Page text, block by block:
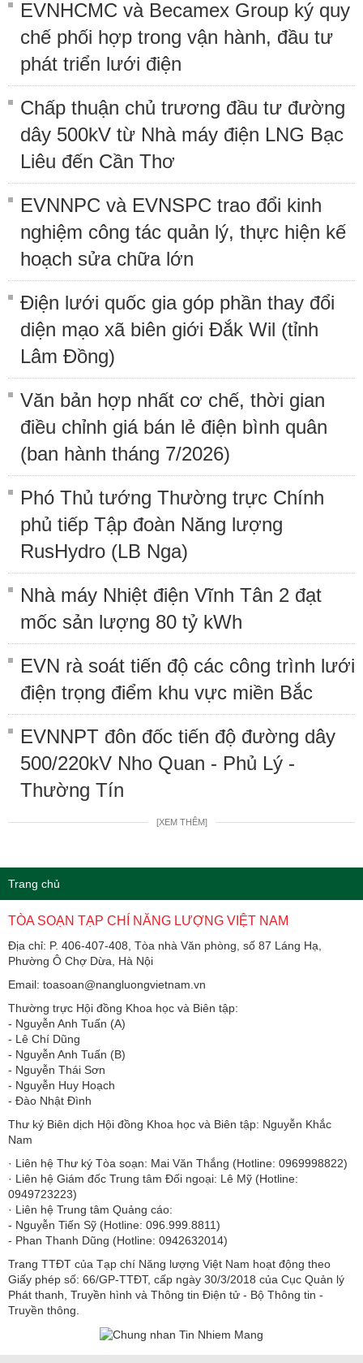
EVNHCMC và Becamex Group ký quy
chế phối hợp trong vận hành, đầu tư
phát triển lưới điện
Chấp thuận chủ trương đầu tư đường
dây 500kV từ Nhà máy điện LNG Bạc
Liêu đến Cần Thơ
EVNNPC và EVNSPC trao đổi kinh
nghiệm công tác quản lý, thực hiện kế
hoạch sửa chữa lớn
Điện lưới quốc gia góp phần thay đổi
diện mạo xã biên giới Đắk Wil (tỉnh
Lâm Đồng)
Văn bản hợp nhất cơ chế, thời gian
điều chỉnh giá bán lẻ điện bình quân
(ban hành tháng 7/2026)
Phó Thủ tướng Thường trực Chính
phủ tiếp Tập đoàn Năng lượng
RusHydro (LB Nga)
Nhà máy Nhiệt điện Vĩnh Tân 2 đạt
mốc sản lượng 80 tỷ kWh
EVN rà soát tiến độ các công trình lưới
điện trọng điểm khu vực miền Bắc
EVNNPT đôn đốc tiến độ đường dây
500/220kV Nho Quan - Phủ Lý -
Thường Tín
[XEM THÊM]
Trang chủ
TÒA SOẠN TẠP CHÍ NĂNG LƯỢNG VIỆT NAM
Địa chỉ: P. 406-407-408, Tòa nhà Văn phòng, số 87 Láng Hạ,
Phường Ô Chợ Dừa, Hà Nội
Email: toasoan@nangluongvietnam.vn
Thường trực Hội đồng Khoa học và Biên tập:
​​​​​​- Nguyễn Anh Tuấn (A)
- Lê Chí Dũng
- Nguyễn Anh Tuấn (B)
- Nguyễn Thái Sơn
- Nguyễn Huy Hoạch
- Đào Nhật Đình
Thư ký Biên dịch Hội đồng Khoa học và Biên tập: Nguyễn Khắc
Nam
· Liên hệ Thư ký Tòa soạn: Mai Văn Thắng (Hotline: 0969998822)
· Liên hệ Giám đốc Trung tâm Đối ngoại: Lê Mỹ (Hotline:
0949723223)
· Liên hệ Trung tâm Quảng cáo:
- Nguyễn Tiến Sỹ (Hotline: 096.999.8811)
- Phan Thanh Dũng (Hotline: 0942632014)
Trang TTĐT của Tạp chí Năng lượng Việt Nam hoạt động theo
Giấy phép số: 66/GP-TTĐT, cấp ngày 30/3/2018 của Cục Quản lý
Phát thanh, Truyền hình và Thông tin Điện tử - Bộ Thông tin -
Truyền thông.